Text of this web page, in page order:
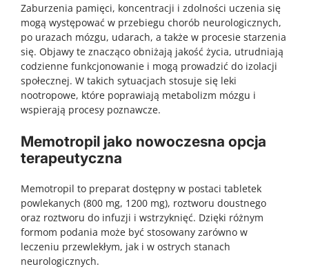
Zaburzenia pamięci, koncentracji i zdolności uczenia się
mogą występować w przebiegu chorób neurologicznych,
po urazach mózgu, udarach, a także w procesie starzenia
się. Objawy te znacząco obniżają jakość życia, utrudniają
codzienne funkcjonowanie i mogą prowadzić do izolacji
społecznej. W takich sytuacjach stosuje się leki
nootropowe, które poprawiają metabolizm mózgu i
wspierają procesy poznawcze.
Memotropil jako nowoczesna opcja
terapeutyczna
Memotropil to preparat dostępny w postaci tabletek
powlekanych (800 mg, 1200 mg), roztworu doustnego
oraz roztworu do infuzji i wstrzyknięć. Dzięki różnym
formom podania może być stosowany zarówno w
leczeniu przewlekłym, jak i w ostrych stanach
neurologicznych.